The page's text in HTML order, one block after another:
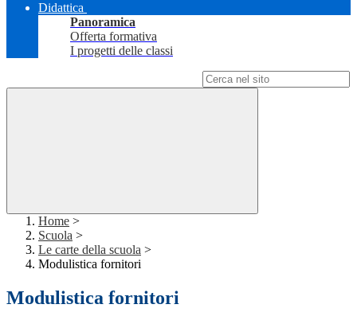
Didattica
Panoramica
Offerta formativa
I progetti delle classi
Home >
Scuola >
Le carte della scuola >
Modulistica fornitori
Modulistica fornitori